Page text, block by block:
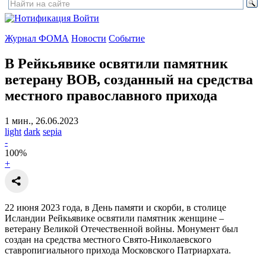
Войти
Журнал ФОМА Новости Событие
В Рейкьявике освятили памятник
ветерану ВОВ, созданный на средства
местного православного прихода
1 мин., 26.06.2023
light dark sepia
-
100%
+
22 июня 2023 года, в День памяти и скорби, в столице
Исландии Рейкьявике освятили памятник женщине –
ветерану Великой Отечественной войны. Монумент был
создан на средства местного Свято-Николаевского
ставропигиального прихода Московского Патриархата.